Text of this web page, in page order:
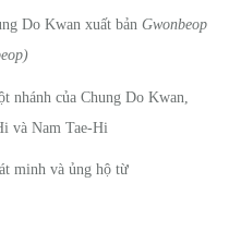
Do Kwan xuất bản Gwonbeop
nhánh của Chung Do Kwan,
và Nam Tae-Hi
minh và ủng hộ từ